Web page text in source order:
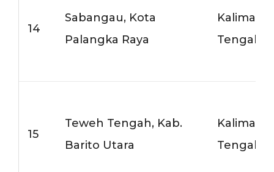
14
Sabangau, Kota
Palangka Raya
Tengah
15
Teweh Tengah, Kab.
Barito Utara
Tengah